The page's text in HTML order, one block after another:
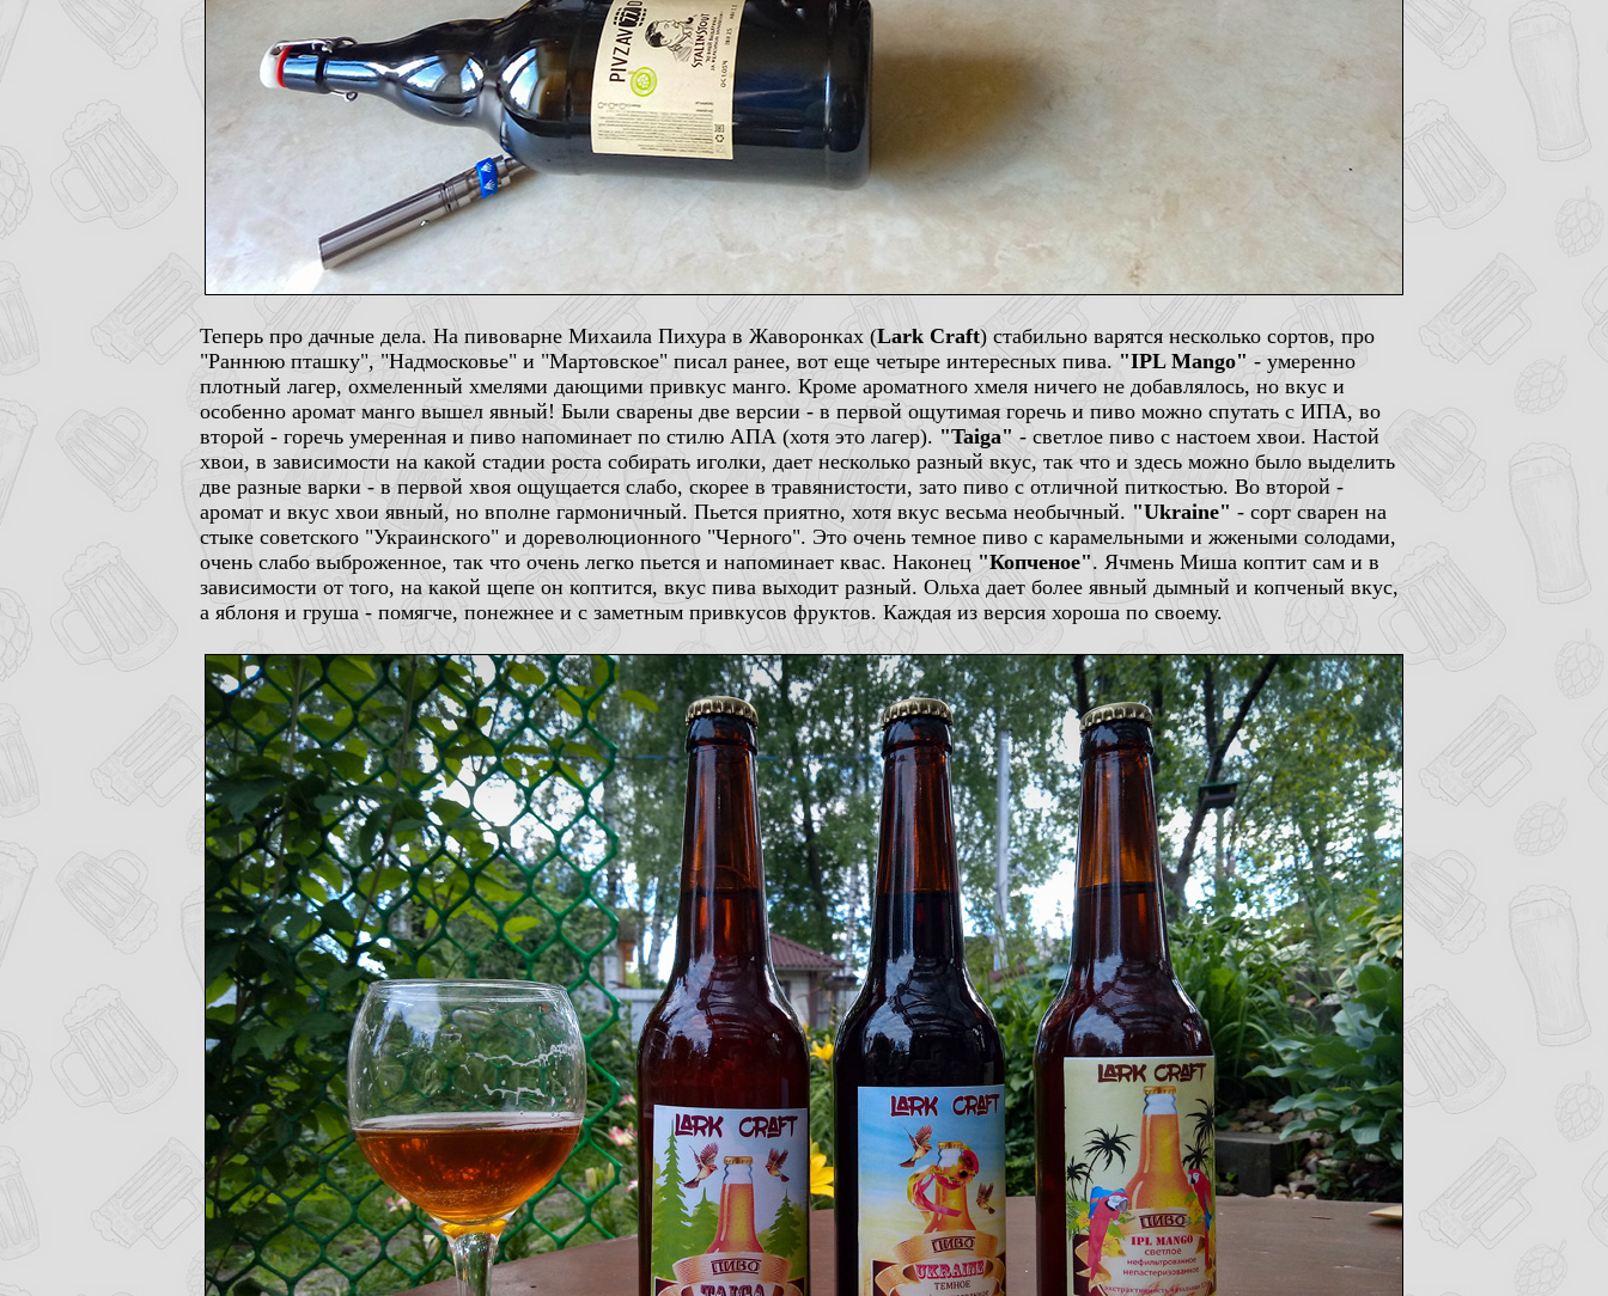
Теперь про дачные дела. На пивоварне Михаила Пихура в Жаворонках (Lark Craft) стабильно варятся несколько сортов, про
"Раннюю пташку", "Надмосковье" и "Мартовское" писал ранее, вот еще четыре интересных пива. "IPL Mango" - умеренно
плотный лагер, охмеленный хмелями дающими привкус манго. Кроме ароматного хмеля ничего не добавлялось, но вкус и
особенно аромат манго вышел явный! Были сварены две версии - в первой ощутимая горечь и пиво можно спутать с ИПА, во
второй - горечь умеренная и пиво напоминает по стилю АПА (хотя это лагер). "Taiga" - светлое пиво с настоем хвои. Настой
хвои, в зависимости на какой стадии роста собирать иголки, дает несколько разный вкус, так что и здесь можно было выделить
две разные варки - в первой хвоя ощущается слабо, скорее в травянистости, зато пиво с отличной питкостью. Во второй -
аромат и вкус хвои явный, но вполне гармоничный. Пьется приятно, хотя вкус весьма необычный. "Ukraine" - сорт сварен на
стыке советского "Украинского" и дореволюционного "Черного". Это очень темное пиво с карамельными и жжеными солодами,
очень слабо выброженное, так что очень легко пьется и напоминает квас. Наконец "Копченое". Ячмень Миша коптит сам и в
зависимости от того, на какой щепе он коптится, вкус пива выходит разный. Ольха дает более явный дымный и копченый вкус,
а яблоня и груша - помягче, понежнее и с заметным привкусов фруктов. Каждая из версия хороша по своему.